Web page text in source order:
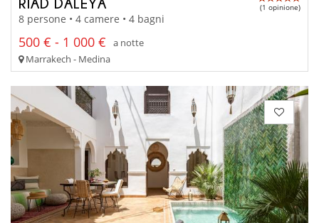
(1 opinione)
8 persone • 4 camere • 4 bagni
500 € - 1 000 €
a notte
Marrakech - Medina